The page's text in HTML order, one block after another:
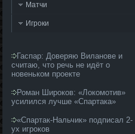
Матчи
Игроки
Гаспар: Доверяю Виланове и
считаю, что речь не идёт о
новеньком проекте
Роман Широков: «Локомотив»
усилился лучше «Спартака»
«Спартак-Нальчик» подписал 2-
ух игроков